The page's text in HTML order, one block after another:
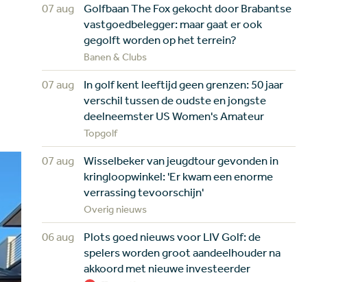
07 aug
Golfbaan The Fox gekocht door Brabantse
vastgoedbelegger: maar gaat er ook
gegolft worden op het terrein?
Banen & Clubs
07 aug
In golf kent leeftijd geen grenzen: 50 jaar
verschil tussen de oudste en jongste
deelneemster US Women's Amateur
Topgolf
07 aug
Wisselbeker van jeugdtour gevonden in
kringloopwinkel: 'Er kwam een enorme
verrassing tevoorschijn'
Overig nieuws
06 aug
Plots goed nieuws voor LIV Golf: de
spelers worden groot aandeelhouder na
akkoord met nieuwe investeerder